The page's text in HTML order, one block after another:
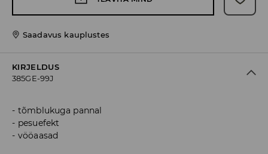
Saadavus kauplustes
KIRJELDUS
385GE-99J
tõmblukuga pannal
pesuefekt
vööaasad